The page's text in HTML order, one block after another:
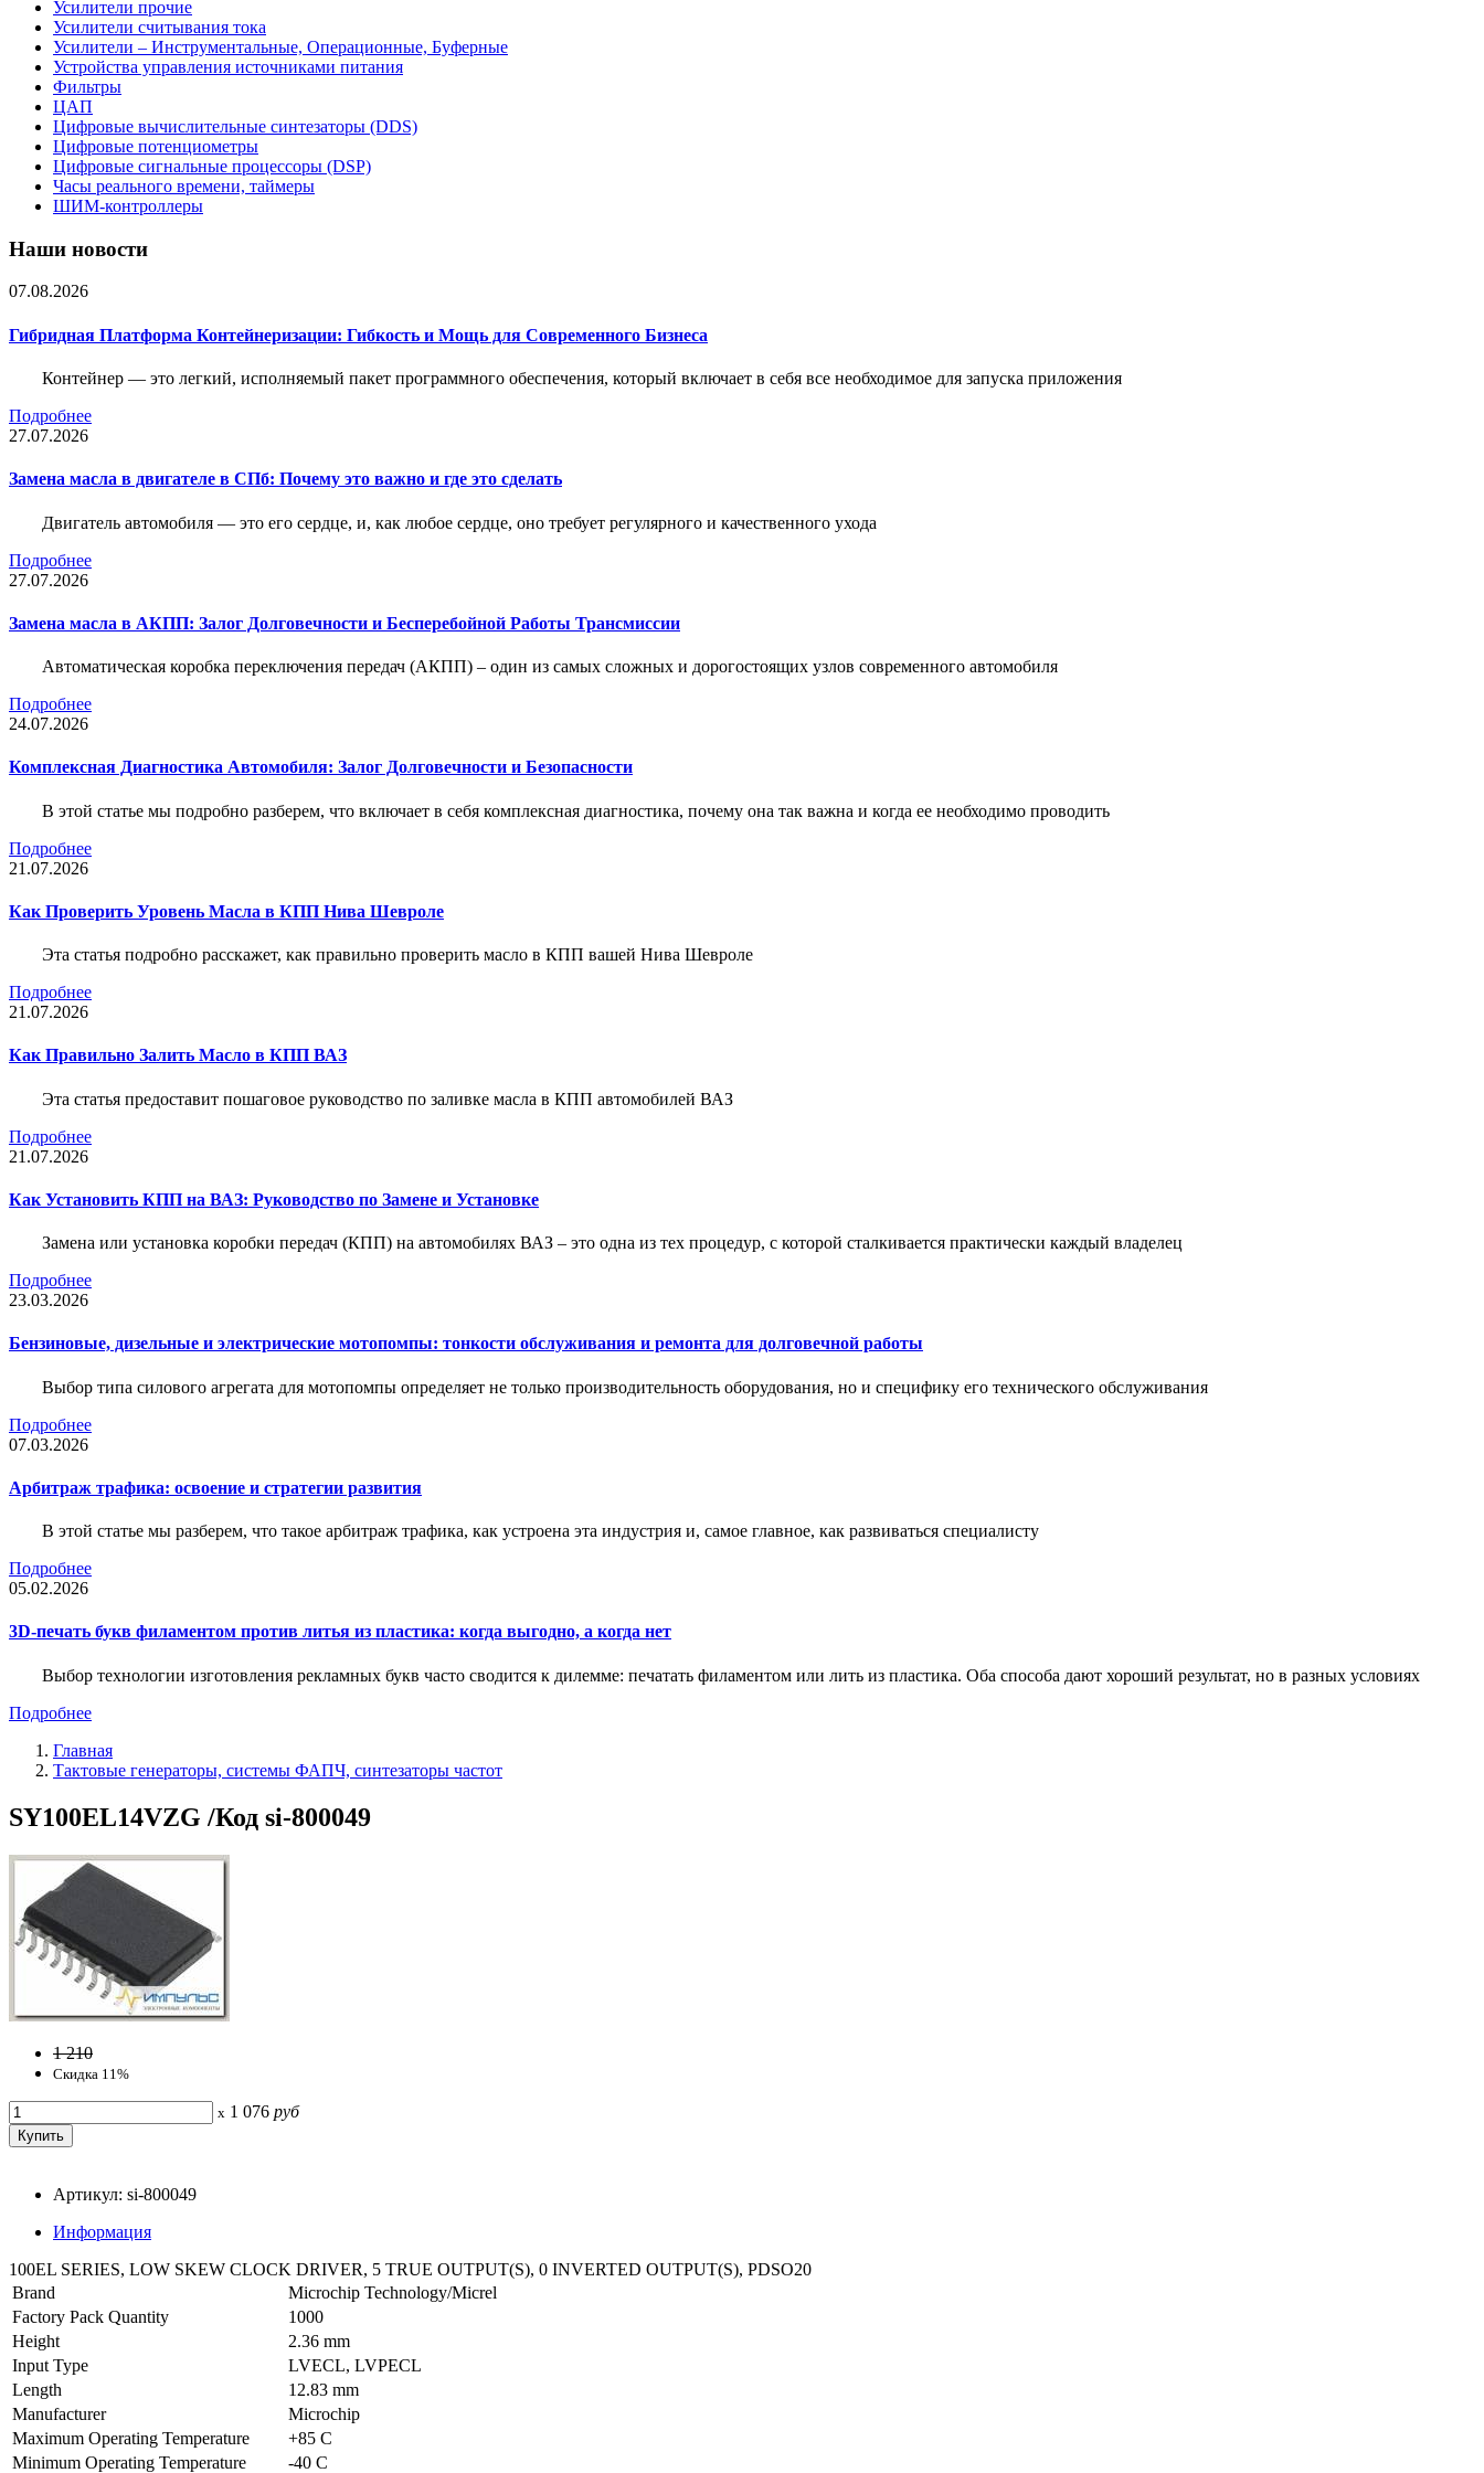
Усилители прочие
Усилители считывания тока
Усилители – Инструментальные, Операционные, Буферные
Устройства управления источниками питания
Фильтры
ЦАП
Цифровые вычислительные синтезаторы (DDS)
Цифровые потенциометры
Цифровые сигнальные процессоры (DSP)
Часы реального времени, таймеры
ШИМ-контроллеры
Наши новости
07.08.2026
Гибридная Платформа Контейнеризации: Гибкость и Мощь для Современного Бизнеса
Контейнер — это легкий, исполняемый пакет программного обеспечения, который включает в себя все необходимое для запуска приложения
Подробнее
27.07.2026
Замена масла в двигателе в СПб: Почему это важно и где это сделать
Двигатель автомобиля — это его сердце, и, как любое сердце, оно требует регулярного и качественного ухода
Подробнее
27.07.2026
Замена масла в АКПП: Залог Долговечности и Бесперебойной Работы Трансмиссии
Автоматическая коробка переключения передач (АКПП) – один из самых сложных и дорогостоящих узлов современного автомобиля
Подробнее
24.07.2026
Комплексная Диагностика Автомобиля: Залог Долговечности и Безопасности
В этой статье мы подробно разберем, что включает в себя комплексная диагностика, почему она так важна и когда ее необходимо проводить
Подробнее
21.07.2026
Как Проверить Уровень Масла в КПП Нива Шевроле
Эта статья подробно расскажет, как правильно проверить масло в КПП вашей Нива Шевроле
Подробнее
21.07.2026
Как Правильно Залить Масло в КПП ВАЗ
Эта статья предоставит пошаговое руководство по заливке масла в КПП автомобилей ВАЗ
Подробнее
21.07.2026
Как Установить КПП на ВАЗ: Руководство по Замене и Установке
Замена или установка коробки передач (КПП) на автомобилях ВАЗ – это одна из тех процедур, с которой сталкивается практически каждый владелец
Подробнее
23.03.2026
Бензиновые, дизельные и электрические мотопомпы: тонкости обслуживания и ремонта для долговечной работы
Выбор типа силового агрегата для мотопомпы определяет не только производительность оборудования, но и специфику его технического обслуживания
Подробнее
07.03.2026
Арбитраж трафика: освоение и стратегии развития
В этой статье мы разберем, что такое арбитраж трафика, как устроена эта индустрия и, самое главное, как развиваться специалисту
Подробнее
05.02.2026
3D-печать букв филаментом против литья из пластика: когда выгодно, а когда нет
Выбор технологии изготовления рекламных букв часто сводится к дилемме: печатать филаментом или лить из пластика. Оба способа дают хороший результат, но в разных условиях
Подробнее
Главная
Тактовые генераторы, системы ФАПЧ, синтезаторы частот
SY100EL14VZG /Код si-800049
1 210
Скидка 11%
x 1 076 руб
Артикул: si-800049
Информация
100EL SERIES, LOW SKEW CLOCK DRIVER, 5 TRUE OUTPUT(S), 0 INVERTED OUTPUT(S), PDSO20
Brand
Microchip Technology/Micrel
Factory Pack Quantity
1000
Height
2.36 mm
Input Type
LVECL, LVPECL
Length
12.83 mm
Manufacturer
Microchip
Maximum Operating Temperature
+85 C
Minimum Operating Temperature
-40 C